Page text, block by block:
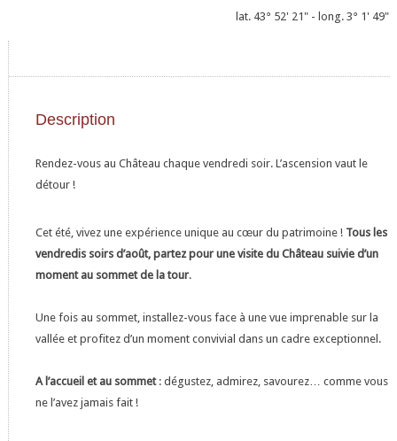
lat. 43° 52' 21" - long. 3° 1' 49"
Description
Rendez-vous au Château chaque vendredi soir. L’ascension vaut le
détour !
Cet été, vivez une expérience unique au cœur du patrimoine !Tous les
vendredis soirs d’août, partez pour une visite du Château suivie d’un
moment au sommet de la tour.
Une fois au sommet, installez-vous face à une vue imprenable sur la
vallée et profitez d’un moment convivial dans un cadre exceptionnel.
A l’accueil et au sommet : dégustez, admirez, savourez… comme vous
ne l’avez jamais fait !